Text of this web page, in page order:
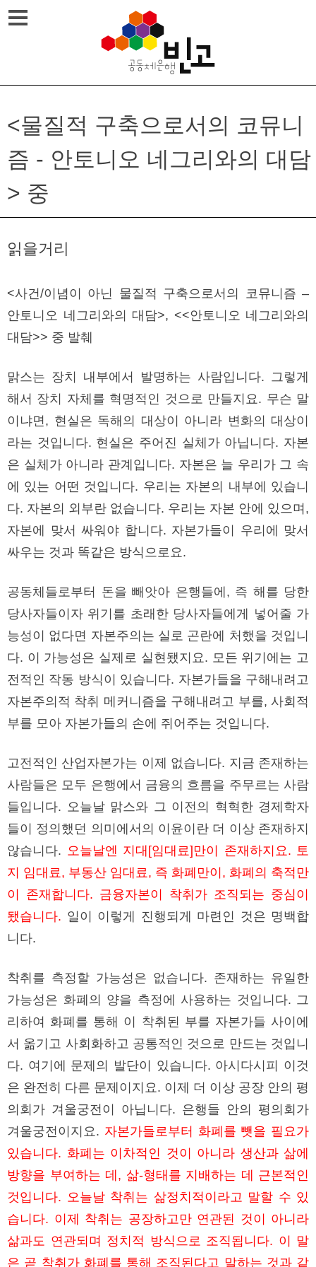
Skip
to
<물질적 구축으로서의 코뮤니
즘 - 안토니오 네그리와의 대담
> 중
읽을거리
<사건/이념이 아닌 물질적 구축으로서의 코뮤니즘 –
안토니오 네그리와의 대담>, <<안토니오 네그리와의
대담>> 중 발췌
맑스는 장치 내부에서 발명하는 사람입니다. 그렇게
해서 장치 자체를 혁명적인 것으로 만들지요. 무슨 말
이냐면, 현실은 독해의 대상이 아니라 변화의 대상이
라는 것입니다. 현실은 주어진 실체가 아닙니다. 자본
은 실체가 아니라 관계입니다. 자본은 늘 우리가 그 속
에 있는 어떤 것입니다. 우리는 자본의 내부에 있습니
다. 자본의 외부란 없습니다. 우리는 자본 안에 있으며,
자본에 맞서 싸워야 합니다. 자본가들이 우리에 맞서
싸우는 것과 똑같은 방식으로요.
공동체들로부터 돈을 빼앗아 은행들에, 즉 해를 당한
당사자들이자 위기를 초래한 당사자들에게 넣어줄 가
능성이 없다면 자본주의는 실로 곤란에 처했을 것입니
다. 이 가능성은 실제로 실현됐지요. 모든 위기에는 고
전적인 작동 방식이 있습니다. 자본가들을 구해내려고
자본주의적 착취 메커니즘을 구해내려고 부를, 사회적
부를 모아 자본가들의 손에 쥐어주는 것입니다.
고전적인 산업자본가는 이제 없습니다. 지금 존재하는
사람들은 모두 은행에서 금융의 흐름을 주무르는 사람
들입니다. 오늘날 맑스와 그 이전의 혁혁한 경제학자
들이 정의했던 의미에서의 이윤이란 더 이상 존재하지
않습니다. 오늘날엔 지대[임대료]만이 존재하지요. 토
지 임대료, 부동산 임대료, 즉 화폐만이, 화폐의 축적만
이 존재합니다. 금융자본이 착취가 조직되는 중심이
됐습니다. 일이 이렇게 진행되게 마련인 것은 명백합
니다.
착취를 측정할 가능성은 없습니다. 존재하는 유일한
가능성은 화폐의 양을 측정에 사용하는 것입니다. 그
리하여 화폐를 통해 이 착취된 부를 자본가들 사이에
서 옮기고 사회화하고 공통적인 것으로 만드는 것입니
다. 여기에 문제의 발단이 있습니다. 아시다시피 이것
은 완전히 다른 문제이지요. 이제 더 이상 공장 안의 평
의회가 겨울궁전이 아닙니다. 은행들 안의 평의회가
겨울궁전이지요. 자본가들로부터 화폐를 뺏을 필요가
있습니다. 화폐는 이차적인 것이 아니라 생산과 삶에
방향을 부여하는 데, 삶-형태를 지배하는 데 근본적인
것입니다. 오늘날 착취는 삶정치적이라고 말할 수 있
습니다. 이제 착취는 공장하고만 연관된 것이 아니라
삶과도 연관되며 정치적 방식으로 조직됩니다. 이 말
은 곧 착취가 화폐를 통해 조직된다고 말하는 것과 같